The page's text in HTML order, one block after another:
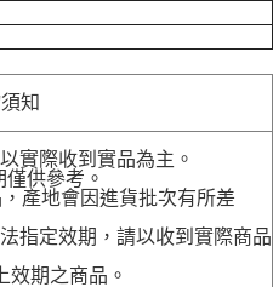
知
實際收到實品為主。
供參考。
產地會因進貨批次有所差
指定效期，請以收到實際商品
效期之商品。